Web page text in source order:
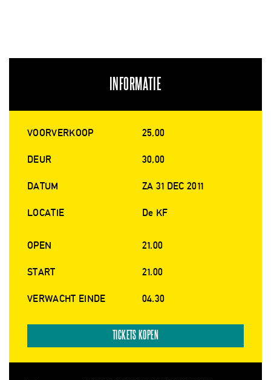
INFORMATIE
VOORVERKOOP 25,00
DEUR 30,00
DATUM ZA 31 DEC 2011
LOCATIE De KF
OPEN 21.00
START 21.00
VERWACHT EINDE 04.30
TICKETS KOPEN